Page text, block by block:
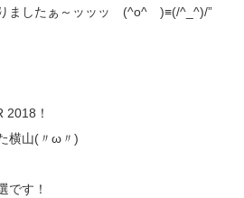
ましたぁ～ッッッゞ(^o^ゝ)≡(/^_^)/”
2018！
横山(〃ω〃)
です！